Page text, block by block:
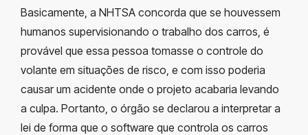
Basicamente, a NHTSA concorda que se houvessem
humanos supervisionando o trabalho dos carros, é
provável que essa pessoa tomasse o controle do
volante em situações de risco, e com isso poderia
causar um acidente onde o projeto acabaria levando
a culpa. Portanto, o órgão se declarou a interpretar a
lei de forma que o software que controla os carros